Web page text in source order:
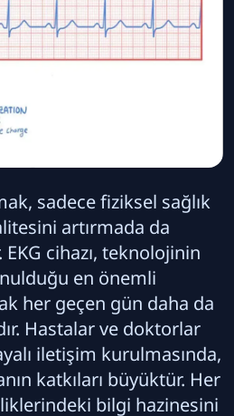
sadece fiziksel sağlık
artırmada da
cihazı, teknolojinin
en önemli
her geçen gün daha da
Hastalar ve doktorlar
iletişim kurulmasında,
katkıları büyüktür. Her
bilgi hazinesini